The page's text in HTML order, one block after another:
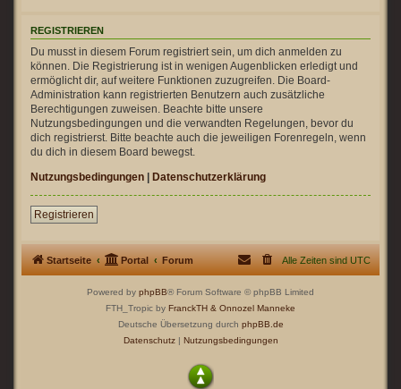
REGISTRIEREN
Du musst in diesem Forum registriert sein, um dich anmelden zu
können. Die Registrierung ist in wenigen Augenblicken erledigt und
ermöglicht dir, auf weitere Funktionen zuzugreifen. Die Board-
Administration kann registrierten Benutzern auch zusätzliche
Berechtigungen zuweisen. Beachte bitte unsere
Nutzungsbedingungen und die verwandten Regelungen, bevor du
dich registrierst. Bitte beachte auch die jeweiligen Forenregeln, wenn
du dich in diesem Board bewegst.
Nutzungsbedingungen | Datenschutzerklärung
Registrieren
Startseite Portal Forum Alle Zeiten sind UTC
Powered by phpBB® Forum Software © phpBB Limited
FTH_Tropic by FranckTH & Onnozel Manneke
Deutsche Übersetzung durch phpBB.de
Datenschutz| Nutzungsbedingungen